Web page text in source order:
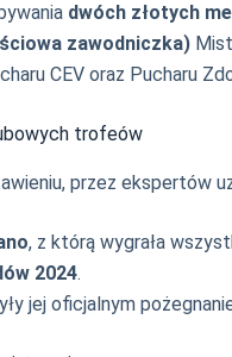
dwóch złotych
zawodniczka)
CEV oraz Pucharu
trofeów
przez ekspertów
, z którą wygrała
2024.
jej oficjalnym